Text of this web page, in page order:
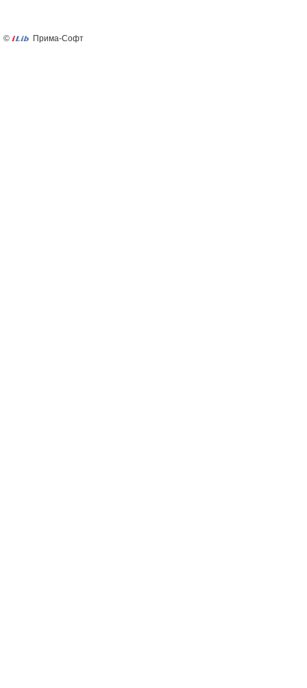
© Прима-Софт